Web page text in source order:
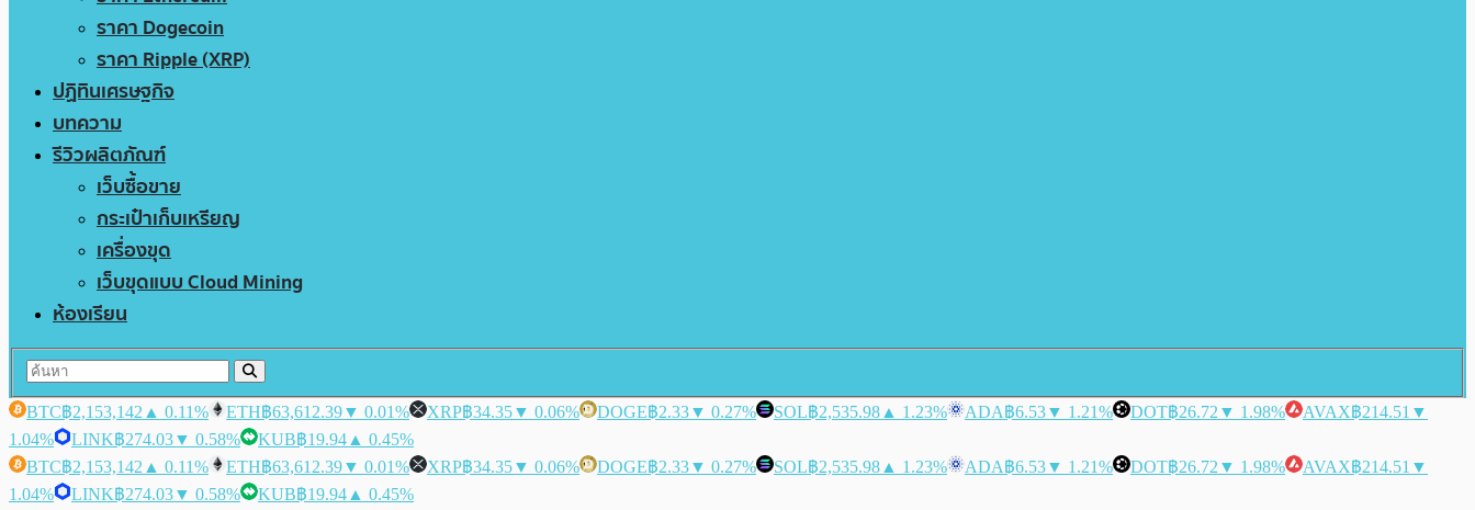
ราคา Dogecoin
ราคา Ripple (XRP)
ปฏิทินเศรษฐกิจ
บทความ
รีวิวผลิตภัณฑ์
เว็บซื้อขาย
กระเป๋าเก็บเหรียญ
เครื่องขุด
เว็บขุดแบบ Cloud Mining
ห้องเรียน
BTC฿2,153,142 ▲ 0.11% ETH฿63,612.39▼ 0.01% XRP฿34.35▼ 0.06% DOGE฿2.33▼ 0.27% SOL฿2,535.98 ▲ 1.23% ADA฿6.53▼ 1.21% DOT฿26.72 ▼ 1.98% AVAX฿214.51 ▼
1.04%
LINK฿274.03▼ 0.58% KUB฿19.94 ▲ 0.45%
BTC฿2,153,142 ▲ 0.11% ETH฿63,612.39▼ 0.01% XRP฿34.35▼ 0.06% DOGE฿2.33▼ 0.27% SOL฿2,535.98 ▲ 1.23% ADA฿6.53▼ 1.21% DOT฿26.72 ▼ 1.98% AVAX฿214.51 ▼
1.04%
LINK฿274.03▼ 0.58% KUB฿19.94 ▲ 0.45%